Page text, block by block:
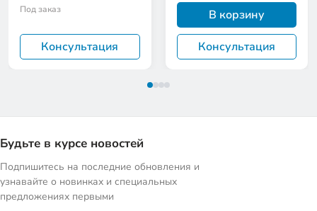
Под заказ
Консультация
В корзину
Консультация
Будьте в курсе новостей
Подпишитесь на последние обновления и
узнавайте о новинках и специальных
предложениях первыми